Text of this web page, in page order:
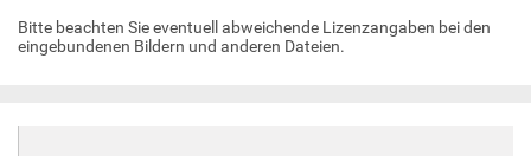
Bitte beachten Sie eventuell abweichende Lizenzangaben bei den
eingebundenen Bildern und anderen Dateien.